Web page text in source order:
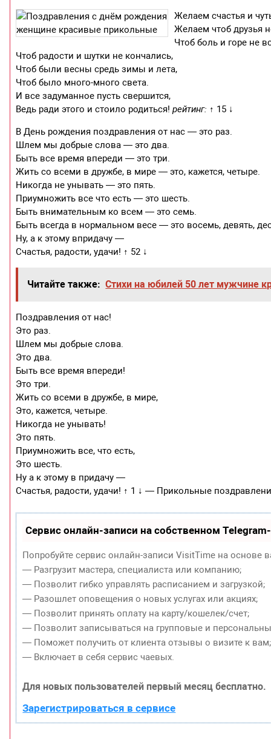
Желаем счастья и
Желаем чтоб друзья
Чтоб боль и горе не
Чтоб радости и шутки не кончались,
Чтоб были весны средь зимы и лета,
Чтоб было много-много света.
И все задуманное пусть свершится,
Ведь ради этого и стоило родиться!рейтинг: ↑ 15 ↓
В День рождения поздравления от нас — это раз.
Шлем мы добрые слова — это два.
Быть все время впереди — это три.
Жить со всеми в дружбе, в мире — это, кажется, четыре.
Никогда не унывать — это пять.
Приумножить все что есть — это шесть.
Быть внимательным ко всем — это семь.
Быть всегда в нормальном весе — это восемь, девять,
Ну, а к этому впридачу —
Счастья, радости, удачи! ↑ 52 ↓
Читайте также: Стихи на юбилей 50 лет мужчине
Поздравления от нас!
Это раз.
Шлем мы добрые слова.
Это два.
Быть все время впереди!
Это три.
Жить со всеми в дружбе, в мире,
Это, кажется, четыре.
Никогда не унывать!
Это пять.
Приумножить все, что есть,
Это шесть.
Ну а к этому в придачу —
Счастья, радости, удачи! ↑ 1 ↓ — Прикольные
Сервис онлайн-записи на собственном
Попробуйте сервис онлайн-записи VisitTime на основе
— Разгрузит мастера, специалиста или компанию;
— Позволит гибко управлять расписанием и загрузкой;
— Разошлет оповещения о новых услугах или акциях;
— Позволит принять оплату на карту/кошелек/счет;
— Позволит записываться на групповые и
— Поможет получить от клиента отзывы о визите к вам;
— Включает в себя сервис чаевых.
Для новых пользователей первый месяц бесплатно.
Зарегистрироваться в сервисе